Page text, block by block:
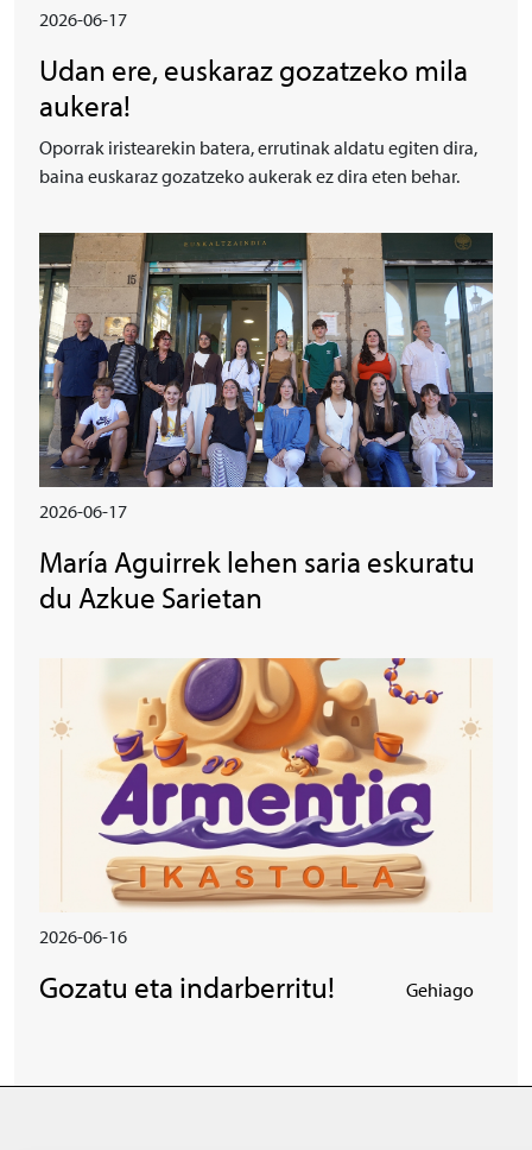
2026-06-17
Udan ere, euskaraz gozatzeko mila
aukera!
Oporrak iristearekin batera, errutinak aldatu egiten dira,
baina euskaraz gozatzeko aukerak ez dira eten behar.
Irudia
2026-06-17
María Aguirrek lehen saria eskuratu
du Azkue Sarietan
2026-06-16
Gozatu eta indarberritu! Gehiago